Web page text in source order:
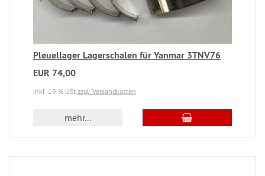
Pleuellager Lagerschalen für Yanmar 3TNV76
EUR 74,00
inkl. 19 % USt zzgl. Versandkosten
mehr...